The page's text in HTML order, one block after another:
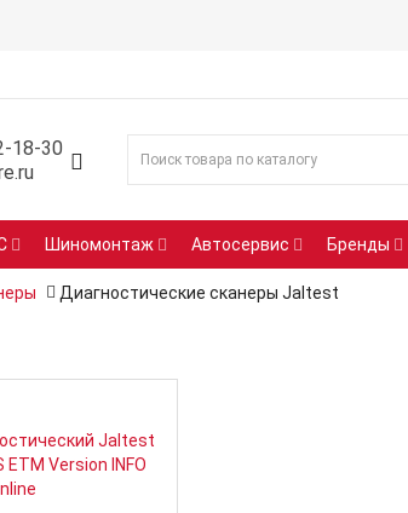
18-30
Шиномонтаж Автосервис Бренды
Диагностические сканеры Jaltest